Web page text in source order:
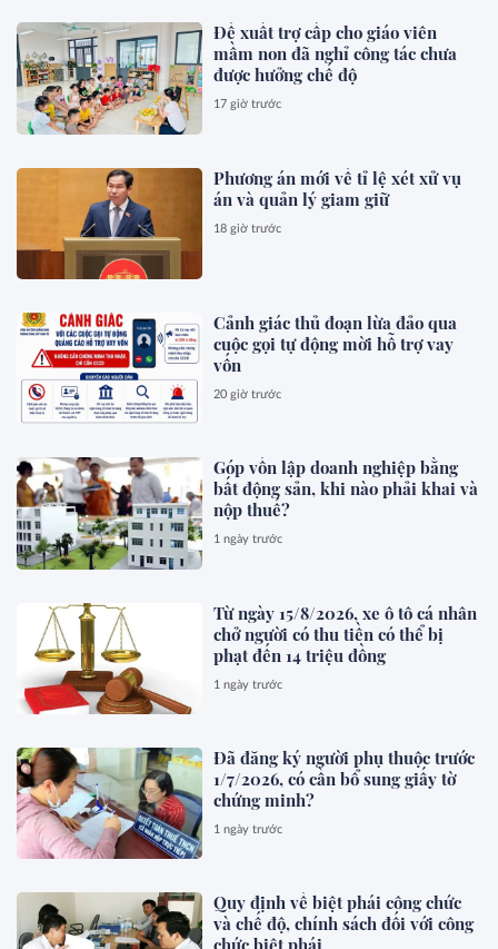
Đề xuất trợ cấp cho giáo viên
mầm non đã nghỉ công tác chưa
được hưởng chế độ
17 giờ trước
Phương án mới về tỉ lệ xét xử vụ
án và quản lý giam giữ
18 giờ trước
Cảnh giác thủ đoạn lừa đảo qua
cuộc gọi tự động mời hỗ trợ vay
vốn
20 giờ trước
Góp vốn lập doanh nghiệp bằng
bất động sản, khi nào phải khai và
nộp thuế?
1 ngày trước
Từ ngày 15/8/2026, xe ô tô cá nhân
chở người có thu tiền có thể bị
phạt đến 14 triệu đồng
1 ngày trước
Đã đăng ký người phụ thuộc trước
1/7/2026, có cần bổ sung giấy tờ
chứng minh?
1 ngày trước
Quy định về biệt phái công chức
và chế độ, chính sách đối với công